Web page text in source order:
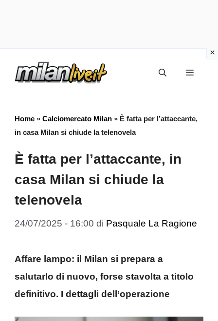
Menu
Home » Calciomercato Milan » È fatta per l’attaccante,
in casa Milan si chiude la telenovela
È fatta per l’attaccante, in
casa Milan si chiude la
telenovela
24/07/2025 - 16:00 di Pasquale La Ragione
Affare lampo: il Milan si prepara a
salutarlo di nuovo, forse stavolta a titolo
definitivo. I dettagli dell’operazione